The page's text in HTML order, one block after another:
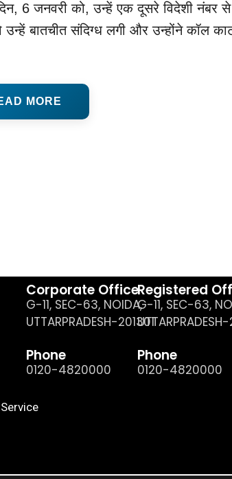
6 जनवरी को, उन्हें एक दूसरे विदेशी नंबर से
बातचीत संदिग्ध लगी और उन्होंने कॉल
MORE
Corporate Office
G-11, SEC-63, NOIDA,
UTTARPRADESH-201301
Phone
0120-4820000
Registered
G-11, SEC-63,
Phone
0120-4820000